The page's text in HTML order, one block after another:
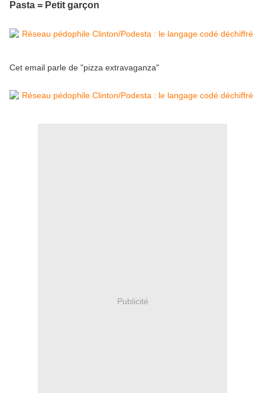
Pasta = Petit garçon
Cet email parle de "pizza extravaganza"
Publicité